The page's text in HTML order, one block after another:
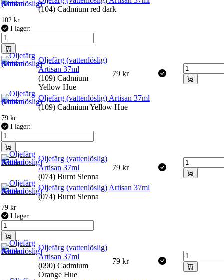
(104) Cadmium red dark
102 kr
I lager:
Oljefärg (vattenlöslig)
Artisan 37ml
(109) Cadmium
Yellow Hue
79 kr
Oljefärg (vattenlöslig) Artisan 37ml
(109) Cadmium Yellow Hue
79 kr
I lager:
Oljefärg (vattenlöslig)
Artisan 37ml
(074) Burnt Sienna
79 kr
Oljefärg (vattenlöslig) Artisan 37ml
(074) Burnt Sienna
79 kr
I lager:
Oljefärg (vattenlöslig)
Artisan 37ml
(090) Cadmium
Orange Hue
79 kr